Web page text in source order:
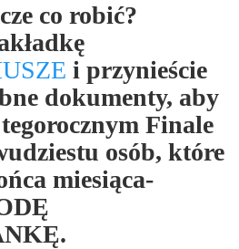
co robić?
i przynieście
dokumenty, aby
Finale
osób, które
miesiąca-